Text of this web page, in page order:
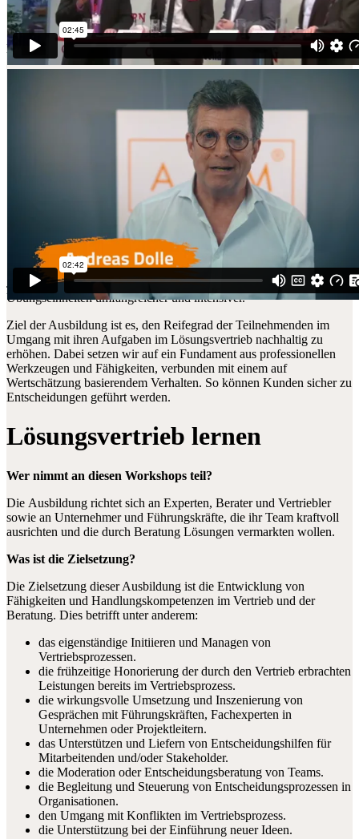
Impuls von Andreas Dolle, ADM Geschäftsführer
Je nach gewähltem Ausbildungsrahmen sind die Lern- und
Übungseinheiten umfangreicher und intensiver.
Ziel der Ausbildung ist es, den Reifegrad der Teilnehmenden im
Umgang mit ihren Aufgaben im Lösungsvertrieb nachhaltig zu
erhöhen. Dabei setzen wir auf ein Fundament aus professionellen
Werkzeugen und Fähigkeiten, verbunden mit einem auf
Wertschätzung basierendem Verhalten. So können Kunden sicher zu
Entscheidungen geführt werden.
Lösungsvertrieb lernen
Wer nimmt an diesen Workshops teil?
Die Ausbildung richtet sich an Experten, Berater und Vertriebler
sowie an Unternehmer und Führungskräfte, die ihr Team kraftvoll
ausrichten und die durch Beratung Lösungen vermarkten wollen.
Was ist die Zielsetzung?
Die Zielsetzung dieser Ausbildung ist die Entwicklung von
Fähigkeiten und Handlungskompetenzen im Vertrieb und der
Beratung. Dies betrifft unter anderem:
das eigenständige Initiieren und Managen von
Vertriebsprozessen.
die frühzeitige Honorierung der durch den Vertrieb erbrachten
Leistungen bereits im Vertriebsprozess.
die wirkungsvolle Umsetzung und Inszenierung von
Gesprächen mit Führungskräften, Fachexperten in
Unternehmen oder Projektleitern.
das Unterstützen und Liefern von Entscheidungshilfen für
Mitarbeitenden und/oder Stakeholder.
die Moderation oder Entscheidungsberatung von Teams.
die Begleitung und Steuerung von Entscheidungsprozessen in
Organisationen.
den Umgang mit Konflikten im Vertriebsprozess.
die Unterstützung bei der Einführung neuer Ideen.